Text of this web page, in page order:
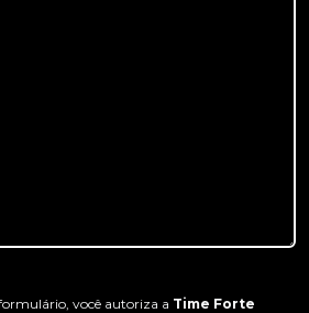
você autoriza a Time Forte